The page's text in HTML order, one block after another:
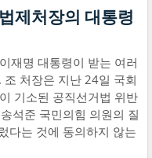
제처장의 대통령
재명 대통령이 받는 여러
조 처장은 지난 24일 국회
기소된 공직선거법 위반
석준 국민의힘 의원의 질
다는 것에 동의하지 않는